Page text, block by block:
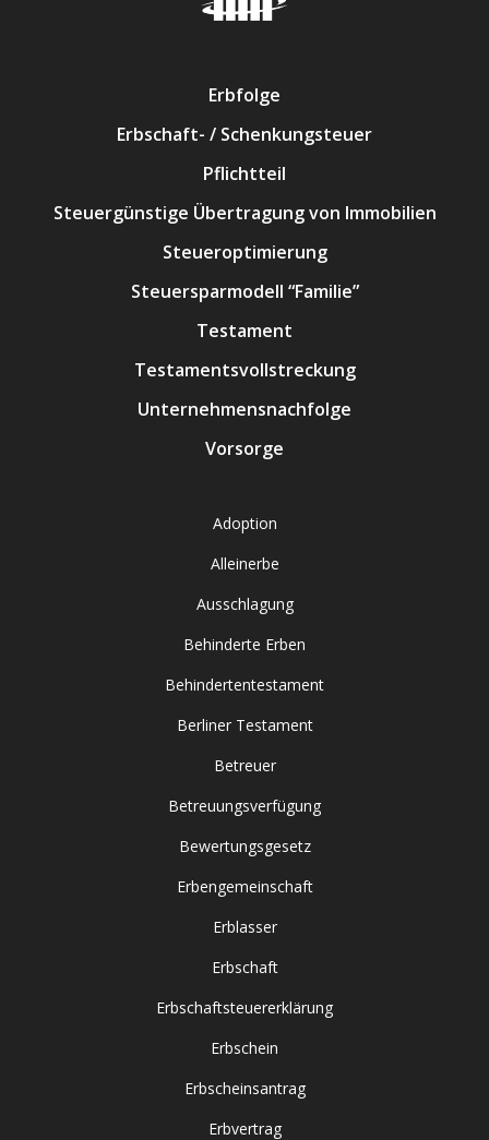
Erbfolge
Erbschaft- / Schenkungsteuer
Pflichtteil
Steuergünstige Übertragung von Immobilien
Steueroptimierung
Steuersparmodell “Familie”
Testament
Testamentsvollstreckung
Unternehmensnachfolge
Vorsorge
Adoption
Alleinerbe
Ausschlagung
Behinderte Erben
Behindertentestament
Berliner Testament
Betreuer
Betreuungsverfügung
Bewertungsgesetz
Erbengemeinschaft
Erblasser
Erbschaft
Erbschaftsteuererklärung
Erbschein
Erbscheinsantrag
Erbvertrag